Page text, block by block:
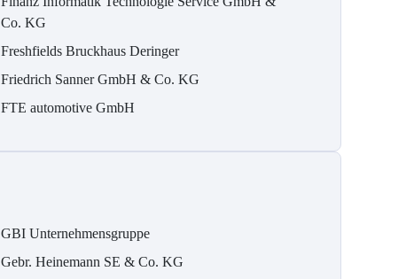
Co. KG
Freshfields Bruckhaus Deringer
Friedrich Sanner GmbH & Co. KG
FTE automotive GmbH
GBI Unternehmensgruppe
Gebr. Heinemann SE & Co. KG